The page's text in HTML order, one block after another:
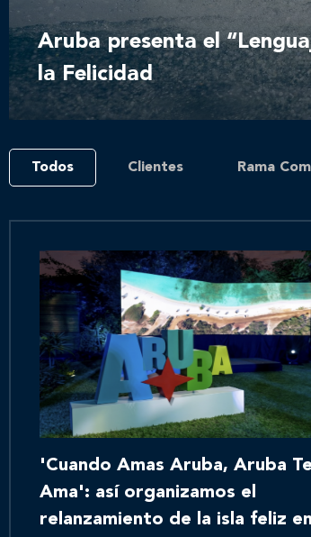
Aruba presenta el
la Felicidad
Todos Clientes Rama
'Cuando Amas Aruba, Aruba Te
Ama': así organizamos el
relanzamiento de la isla feliz